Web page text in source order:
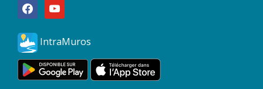
facebookyoutube
IntraMuros